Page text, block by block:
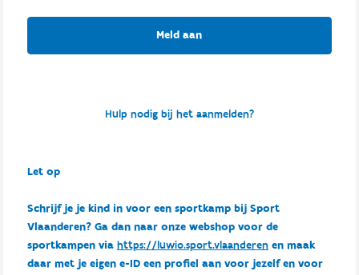
Meld aan
Hulp nodig bij het aanmelden?
Let op
Schrijf je je kind in voor een sportkamp bij Sport
Vlaanderen? Ga dan naar onze webshop voor de
sportkampen via https://luwio.sport.vlaanderenen maak
daar met je eigen e-ID een profiel aan voor jezelf en voor